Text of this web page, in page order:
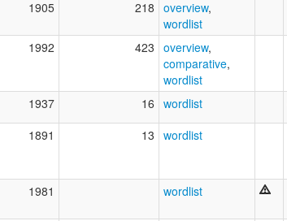
1905 218 overview,
wordlist
1992 423 overview,
comparative,
wordlist
1937 16 wordlist
1891 13 wordlist
1981 wordlist